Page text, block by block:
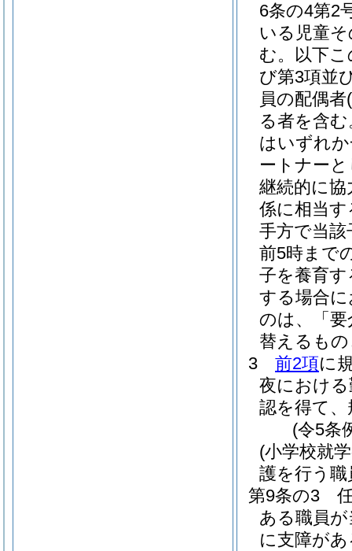
6条の4第2
いる児童
む。以下
び第3項並
員の配偶者
る者を含
はいずれ
ートナー
継続的に
係に相当
手方で当
前5時まで
子を養育
する場合
のは、「
替えるも
3
前2項に
夜におけ
認を得て
(令5条
(小学校就
護を行う
第9条の3
ある職員
に支障が